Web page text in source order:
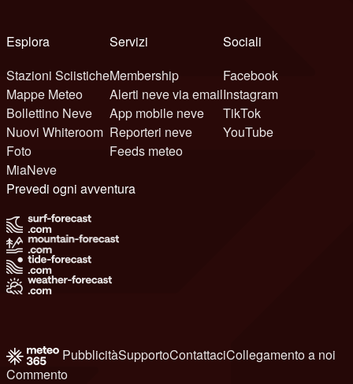
Esplora
Stazioni Sciistiche
Mappe Meteo
Bollettino Neve
Nuovi Whiteroom
Foto
MiaNeve
Servizi
Membership
Alerti neve via email
App mobile neve
Reporteri neve
Feeds meteo
Sociali
Facebook
Instagram
TikTok
YouTube
Prevedi ogni avventura
PubblicitàSupportoContattaciCollegamento a noi
Commento